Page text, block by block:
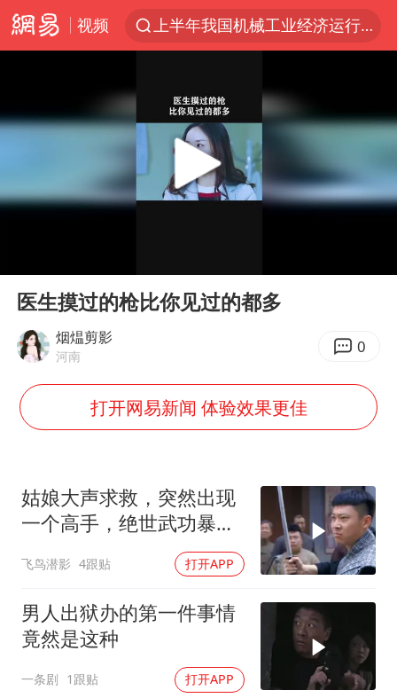
视频
上半年我国机械工业经济运行稳中有进
河南撤回“领导带薪错峰休假”通知
四川宜宾市高县发生4.9级地震
台风白海豚加强
宇树科技中一签需缴款7.54万元
国防部：坚决反制任何闹海挑衅图谋
“新疆阿勒泰八月能滑雪”不实
福建泉州市委书记张毅恭被查
山东潍坊发布大风黄色预警
东方之约 相约未来
Play
医生摸过的枪比你见过的都多
烟煴剪影
河南 0
打开网易新闻 体验效果更佳
姑娘大声求救，突然出现
一个高手，绝世武功暴打
飞鸟潜影 4跟贴 打开APP
男人出狱办的第一件事情
竟然是这种
一条剧 1跟贴 打开APP